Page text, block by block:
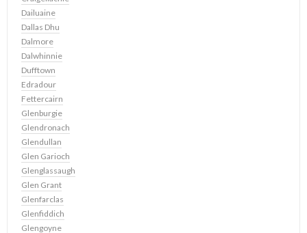
Dailuaine
Dallas Dhu
Dalmore
Dalwhinnie
Dufftown
Edradour
Fettercairn
Glenburgie
Glendronach
Glendullan
Glen Garioch
Glenglassaugh
Glen Grant
Glenfarclas
Glenfiddich
Glengoyne